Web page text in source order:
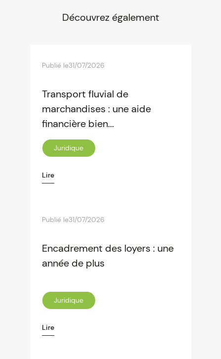
Découvrez également
Publié le31/07/2026
Transport fluvial de
marchandises : une aide
financière bien...
Juridique
Lire
Publié le31/07/2026
Encadrement des loyers : une
année de plus
Juridique
Lire